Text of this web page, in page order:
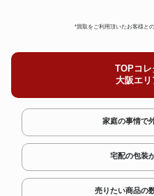
*買取をご利用頂いたお客様と
TOPコ
大阪エリ
家庭の事情で
宅配の包装
売りたい商品の